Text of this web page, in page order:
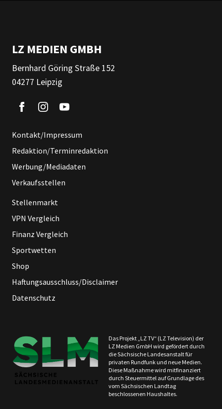
LZ MEDIEN GMBH
Bernhard Göring Straße 152
04277 Leipzig
Kontakt/Impressum
Redaktion/Terminredaktion
Werbung/Mediadaten
Verkaufsstellen
Stellenmarkt
VPN Vergleich
Finanz Vergleich
Sportwetten
Shop
Haftungsausschluss/Disclaimer
Datenschutz
Das Projekt „LZ TV“ (LZ Television) der
LZ Medien GmbH wird gefördert durch
die Sächsische Landesanstalt für
privaten Rundfunk und neue Medien.
Diese Maßnahme wird mitfinanziert
durch Steuermittel auf Grundlage des
vom Sächsischen Landtag
beschlossenen Haushaltes.